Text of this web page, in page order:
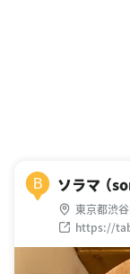
B ソラマ （
東京都渋
https://